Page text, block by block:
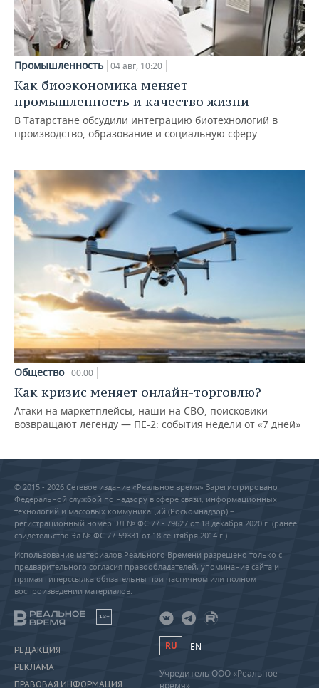
Промышленность 04 авг, 10:20
Как биоэкономика меняет
промышленность и качество жизни
В Татарстане обсудили интеграцию биотехнологий в
производство, образование и социальную сферу
Общество 00:00
Как кризис меняет онлайн-торговлю?
Атаки на маркетплейсы, наши на СВО, поисковики
возвращают легенду — ПЕ-2: события недели от «7 дней»
© 2015 - 2026 Сетевое издание «Реальное время» Зарегистрировано
Федеральной службой по надзору в сфере связи, информационных
технологий и массовых коммуникаций (Роскомнадзор) –
регистрационный номер ЭЛ № ФС 77 - 79627 от 18 декабря 2020 г. (ранее
свидетельство Эл № ФС 77-59331 от 18 сентября 2014 г.)
Использование материалов Реального Времени разрешено только с
предварительного согласия правообладателей, упоминание сайта и
прямая гиперссылка обязательны при частичном или полном
воспроизведении материалов.
18+
РЕДАКЦИЯ
РЕКЛАМА
ПРАВОВАЯ ИНФОРМАЦИЯ
RU EN
Учредитель ООО «Реальное
время»